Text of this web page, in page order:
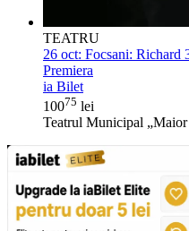
TEATRU
26 oct: Focsani: Richard
Premiera
ia Bilet
10075 lei
Teatrul Municipal „Maior